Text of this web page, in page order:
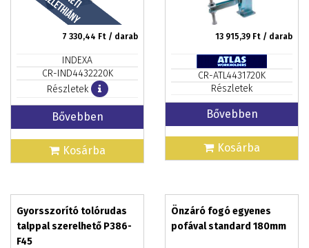
7 330,44 Ft / darab
INDEXA
CR-IND4432220K
Részletek
Bővebben
Kosárba
13 915,39 Ft / darab
CR-ATL4431720K
Részletek
Bővebben
Kosárba
Gyorsszorító tolórudas
talppal szerelhető P386-
F45
Önzáró fogó egyenes
pofával standard 180mm